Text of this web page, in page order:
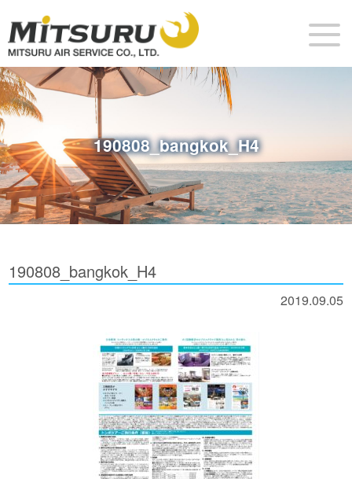
190808_bangkok_H4
190808_bangkok_H4
2019.09.05